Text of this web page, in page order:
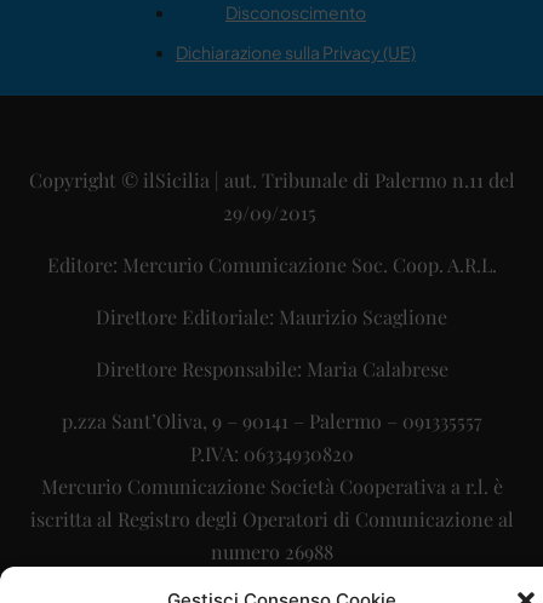
Disconoscimento
Dichiarazione sulla Privacy (UE)
Copyright © ilSicilia | aut. Tribunale di Palermo n.11 del
29/09/2015
Editore: Mercurio Comunicazione Soc. Coop. A.R.L.
Direttore Editoriale: Maurizio Scaglione
Direttore Responsabile: Maria Calabrese
p.zza Sant’Oliva, 9 – 90141 – Palermo – 091335557
P.IVA: 06334930820
Mercurio Comunicazione Società Cooperativa a r.l. è
iscritta al Registro degli Operatori di Comunicazione al
numero 26988